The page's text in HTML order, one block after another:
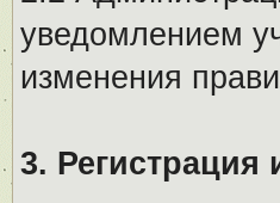
уведомлением
изменения
3. Регистрация